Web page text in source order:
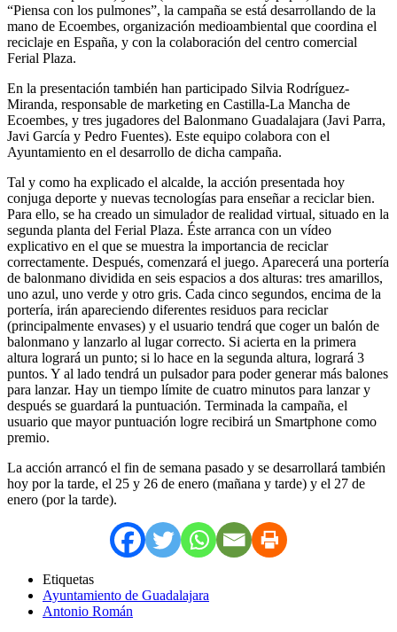
“Piensa con los pulmones”, la campaña se está desarrollando de la
mano de Ecoembes, organización medioambiental que coordina el
reciclaje en España, y con la colaboración del centro comercial
Ferial Plaza.
En la presentación también han participado Silvia Rodríguez-
Miranda, responsable de marketing en Castilla-La Mancha de
Ecoembes, y tres jugadores del Balonmano Guadalajara (Javi Parra,
Javi García y Pedro Fuentes). Este equipo colabora con el
Ayuntamiento en el desarrollo de dicha campaña.
Tal y como ha explicado el alcalde, la acción presentada hoy
conjuga deporte y nuevas tecnologías para enseñar a reciclar bien.
Para ello, se ha creado un simulador de realidad virtual, situado en la
segunda planta del Ferial Plaza. Éste arranca con un vídeo
explicativo en el que se muestra la importancia de reciclar
correctamente. Después, comenzará el juego. Aparecerá una portería
de balonmano dividida en seis espacios a dos alturas: tres amarillos,
uno azul, uno verde y otro gris. Cada cinco segundos, encima de la
portería, irán apareciendo diferentes residuos para reciclar
(principalmente envases) y el usuario tendrá que coger un balón de
balonmano y lanzarlo al lugar correcto. Si acierta en la primera
altura logrará un punto; si lo hace en la segunda altura, logrará 3
puntos. Y al lado tendrá un pulsador para poder generar más balones
para lanzar. Hay un tiempo límite de cuatro minutos para lanzar y
después se guardará la puntuación. Terminada la campaña, el
usuario que mayor puntuación logre recibirá un Smartphone como
premio.
La acción arrancó el fin de semana pasado y se desarrollará también
hoy por la tarde, el 25 y 26 de enero (mañana y tarde) y el 27 de
enero (por la tarde).
Etiquetas
Ayuntamiento de Guadalajara
Antonio Román